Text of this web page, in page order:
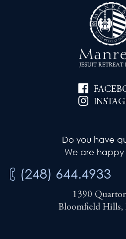
Do you have
We are
(248) 644.4933
1390
Bloomfield Hills,